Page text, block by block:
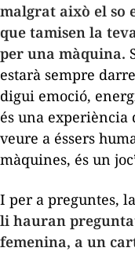
malgrat això el so
que tamisen la
per una màquina.
estarà sempre
digui emoció,
és una experiència
veure a éssers
màquines, és un
I per a preguntes,
li hauran
femenina, a un